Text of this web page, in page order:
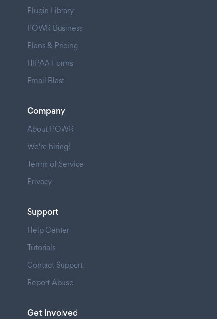
Plugin Library
POWR Business
Plans & Pricing
HIPAA Forms
Email Blast
Company
About POWR
We're hiring!
Terms of Service
Privacy
Support
Help Center
Tutorials
Contact Support
Report Abuse
Get Involved